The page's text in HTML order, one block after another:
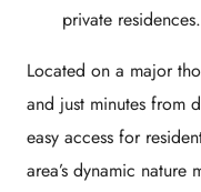
private residences.
Located on a major
and just minutes from
easy access for
area’s dynamic